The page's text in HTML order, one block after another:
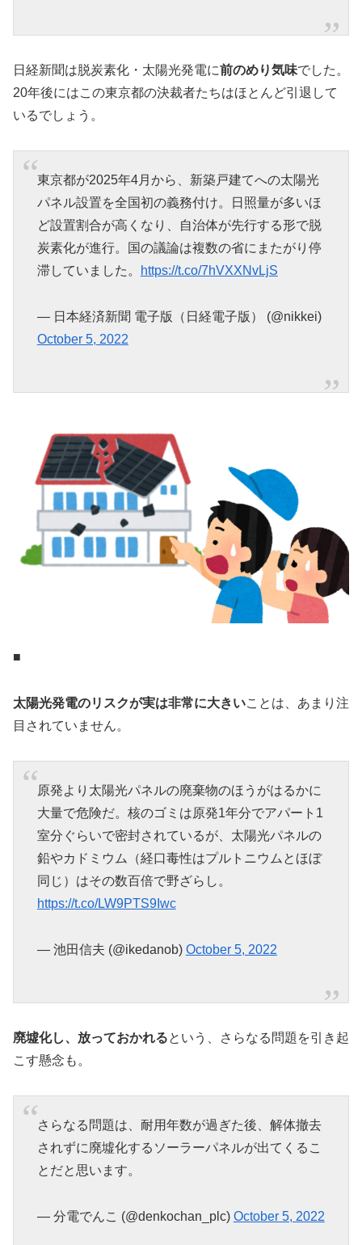
日経新聞は脱炭素化・太陽光発電に前のめり気味でした。
20年後にはこの東京都の決裁者たちはほとんど引退して
いるでしょう。
東京都が2025年4月から、新築戸建てへの太陽光
パネル設置を全国初の義務付け。日照量が多いほ
ど設置割合が高くなり、自治体が先行する形で脱
炭素化が進行。国の議論は複数の省にまたがり停
滞していました。
https://t.co/7hVXXNvLjS
— 日本経済新聞 電子版（日経電子版） (@nikkei)
October 5, 2022
■
太陽光発電のリスクが実は非常に大きいことは、あまり注
目されていません。
原発より太陽光パネルの廃棄物のほうがはるかに
大量で危険だ。核のゴミは原発1年分でアパート1
室分ぐらいで密封されているが、太陽光パネルの
鉛やカドミウム（経口毒性はプルトニウムとほぼ
同じ）はその数百倍で野ざらし。
https://t.co/LW9PTS9Iwc
— 池田信夫 (@ikedanob) October 5, 2022
廃墟化し、放っておかれるという、さらなる問題を引き起
こす懸念も。
さらなる問題は、耐用年数が過ぎた後、解体撤去
されずに廃墟化するソーラーパネルが出てくるこ
とだと思います。
— 分電でんこ (@denkochan_plc) October 5, 2022